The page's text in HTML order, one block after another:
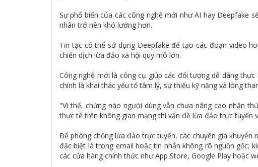
Sự phổ biến của các công nghệ mới như AI hay Deepfake
nhân trở nên khó lường hơn.
Tin tặc có thể sử dụng Deepfake để tạo các đoạn video
chiến dịch lừa đảo xã hội quy mô lớn.
Công nghệ mới là công cụ giúp các đối tượng dễ dàng
chính là khai thác yếu tố tâm lý, sự thiếu kỹ năng và lòng
"Vì thế, chừng nào người dùng vẫn chưa nâng cao nhận
thực tế trên không gian mạng thì vấn đề lừa đảo trực tuyến
Để phòng chống lừa đảo trực tuyến, các chuyên gia
đặc biệt là trong email hoặc tin nhắn không rõ nguồn gốc;
các cửa hàng chính thức như App Store, Google Play hoặc